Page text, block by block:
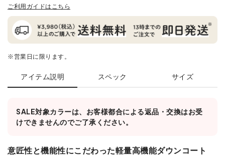
ご利用ガイドはこちら
※営業日に限ります。
アイテム説明 スペック サイズ
SALE対象カラーは、お客様都合による返品・交換はお受
けできませんのでご了承ください。
意匠性と機能性にこだわった軽量高機能ダウンコート